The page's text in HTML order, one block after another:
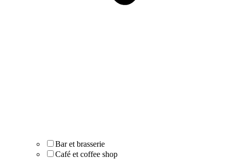
Bar et brasserie
Café et coffee shop